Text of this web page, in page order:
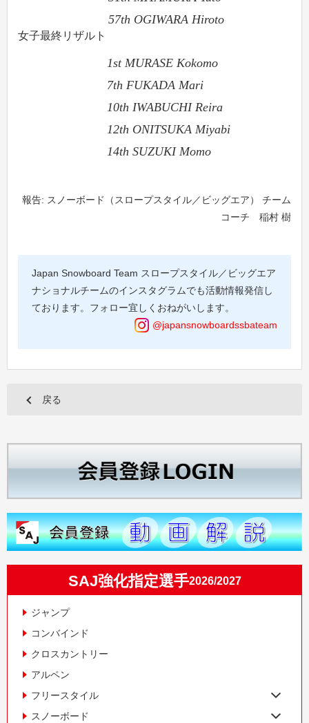
57th OGIWARA Hiroto
女子最終リザルト
1st MURASE Kokomo
7th FUKADA Mari
10th IWABUCHI Reira
12th ONITSUKA Miyabi
14th SUZUKI Momo
報告: スノーボード（スロープスタイル／ビッグエア） チーム
コーチ 稲村 樹
Japan Snowboard Team スロープスタイル／ビッグエア
ナショナルチームのインスタグラムでも活動情報発信し
ております。フォロー宜しくおねがいします。
@japansnowboardssbateam
戻る
SAJ強化指定選手2026/2027
ジャンプ
コンバインド
クロスカントリー
アルペン
フリースタイル
スノーボード